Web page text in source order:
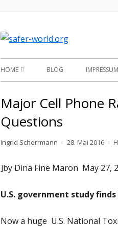
Primäres
HOME
MÖGLICHE
SCHADSTOFFBELASTUNGEN
SCHADSTOFFINDUZIERTE
VERÖFFENTLICHUNGEN
NEWSLETTER
BLOG IMPRESSUM
Major Cell Phone
Questions
Autor
Ingrid Scherrmann
Veröffentlicht
28. Mai 2016
]by Dina Fine Maron May 27,
U.S. government study
Now a huge U.S. National